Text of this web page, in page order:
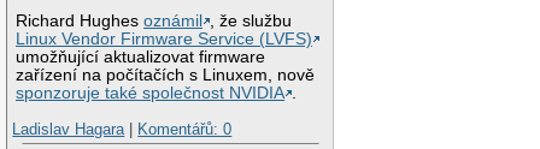
Richard Hughesoznámil
, že službu
Linux Vendor Firmware Service (LVFS)
umožňující aktualizovat firmware
zařízení na počítačích s Linuxem, nově
sponzoruje také společnost NVIDIA .
Ladislav Hagara | Komentářů: 0